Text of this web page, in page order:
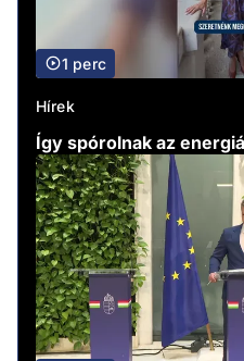
1 perc
Hírek
Így spórolnak az